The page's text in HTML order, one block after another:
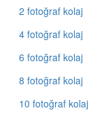
2 fotoğraf kolaj
4 fotoğraf kolaj
6 fotoğraf kolaj
8 fotoğraf kolaj
10 fotoğraf kolaj